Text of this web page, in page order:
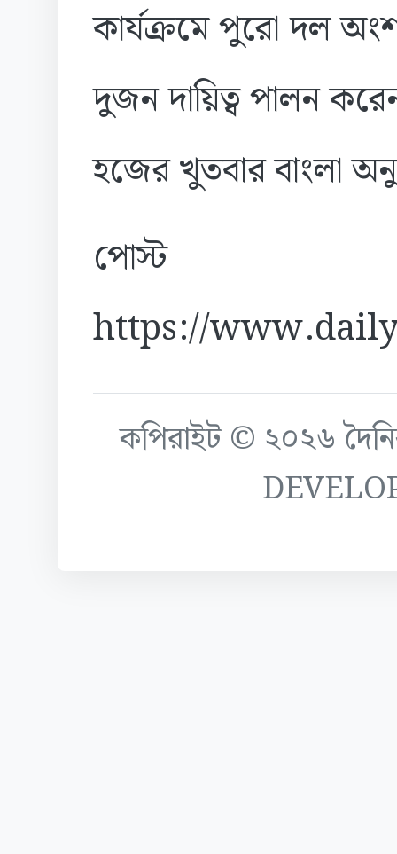
কার্যক্রমে পুরো দল
দুজন দায়িত্ব পালন
হজের খুতবার বাংলা
https://
কপিরাইট © ২০২৬